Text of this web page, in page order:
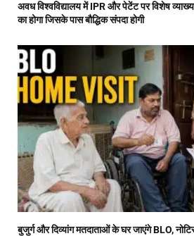
अवध विश्वविद्यालय में IPR और पेटेंट पर विशेष
का होगा जिसके पास बौद्धिक संपदा होगी
बुजुर्ग और दिव्यांग मतदाताओं के घर जाएंगे BLO,